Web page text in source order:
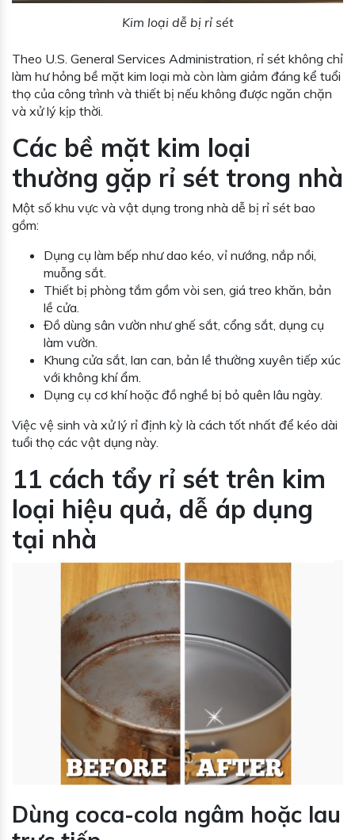
Kim loại dễ bị rỉ sét
Theo U.S. General Services Administration, rỉ sét không chỉ
làm hư hỏng bề mặt kim loại mà còn làm giảm đáng kể tuổi
thọ của công trình và thiết bị nếu không được ngăn chặn
và xử lý kịp thời.
Các bề mặt kim loại
thường gặp rỉ sét trong nhà
Một số khu vực và vật dụng trong nhà dễ bị rỉ sét bao
gồm:
Dụng cụ làm bếp như dao kéo, vỉ nướng, nắp nồi,
muỗng sắt.
Thiết bị phòng tắm gồm vòi sen, giá treo khăn, bản
lề cửa.
Đồ dùng sân vườn như ghế sắt, cổng sắt, dụng cụ
làm vườn.
Khung cửa sắt, lan can, bản lề thường xuyên tiếp xúc
với không khí ẩm.
Dụng cụ cơ khí hoặc đồ nghề bị bỏ quên lâu ngày.
Việc vệ sinh và xử lý rỉ định kỳ là cách tốt nhất để kéo dài
tuổi thọ các vật dụng này.
11 cách tẩy rỉ sét trên kim
loại hiệu quả, dễ áp dụng
tại nhà
Dùng coca-cola ngâm hoặc lau